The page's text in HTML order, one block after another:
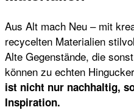
Aus Alt mach Neu – mit
recycelten Materialien
Alte Gegenstände, die
können zu echten
ist nicht nur nachhaltig,
Inspiration.